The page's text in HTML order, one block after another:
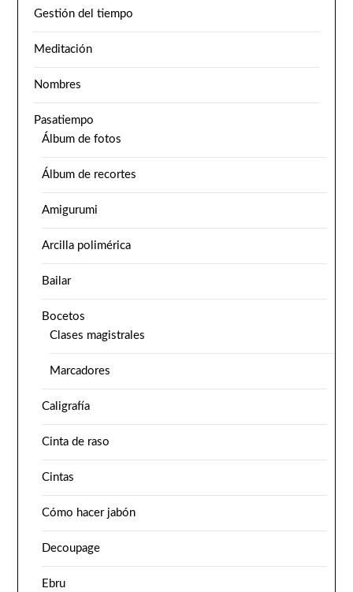
Gestión del tiempo
Meditación
Nombres
Pasatiempo
Álbum de fotos
Álbum de recortes
Amigurumi
Arcilla polimérica
Bailar
Bocetos
Clases magistrales
Marcadores
Caligrafía
Cinta de raso
Cintas
Cómo hacer jabón
Decoupage
Ebru